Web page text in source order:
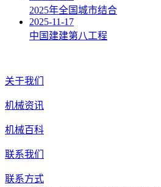
2025年全国城市结合
2025-11-17
中国建建第八工程
关于我们
机械资讯
机械百科
联系我们
联系方式